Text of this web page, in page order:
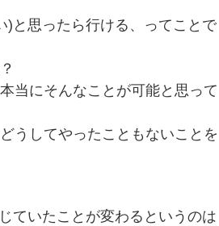
)と思ったら行ける、ってことで
当にそんなことが可能と思って
うしてやったこともないことを
ていたことが変わるというのは